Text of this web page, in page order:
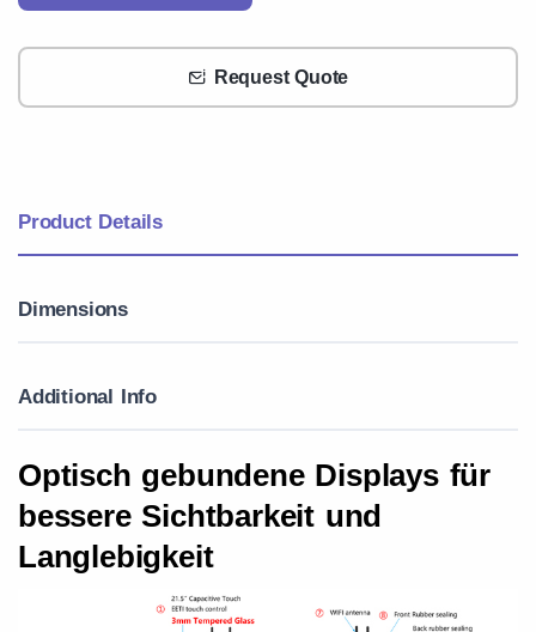
Request Quote
Product Details
Dimensions
Additional Info
Optisch gebundene Displays für
bessere Sichtbarkeit und
Langlebigkeit